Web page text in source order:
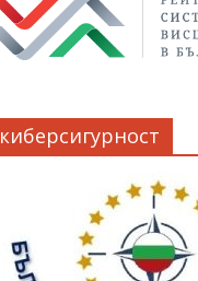
киберсигурност